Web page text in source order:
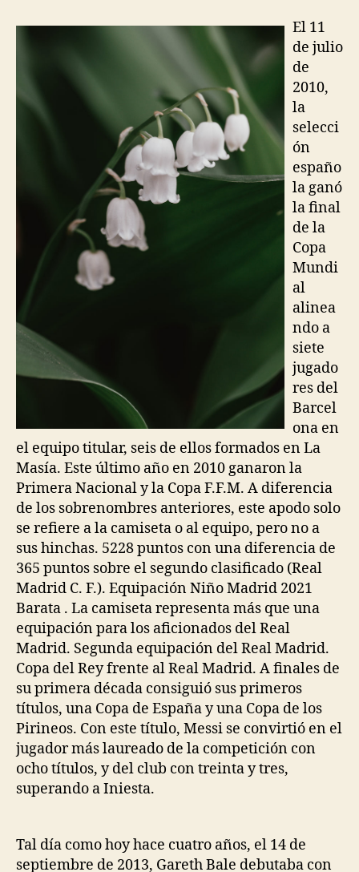
El 11
de julio
de
2010,
la
selecci
ón
españo
la ganó
la final
de la
Copa
Mundi
al
alinea
ndo a
siete
jugado
res del
Barcel
ona en
el equipo titular, seis de ellos formados en La
Masía. Este último año en 2010 ganaron la
Primera Nacional y la Copa F.F.M. A diferencia
de los sobrenombres anteriores, este apodo solo
se refiere a la camiseta o al equipo, pero no a
sus hinchas. 5228 puntos con una diferencia de
365 puntos sobre el segundo clasificado (Real
Madrid C. F.). Equipación Niño Madrid 2021
Barata . La camiseta representa más que una
equipación para los aficionados del Real
Madrid. Segunda equipación del Real Madrid.
Copa del Rey frente al Real Madrid. A finales de
su primera década consiguió sus primeros
títulos, una Copa de España y una Copa de los
Pirineos. Con este título, Messi se convirtió en el
jugador más laureado de la competición con
ocho títulos, y del club con treinta y tres,
superando a Iniesta.
Tal día como hoy hace cuatro años, el 14 de
septiembre de 2013, Gareth Bale debutaba con